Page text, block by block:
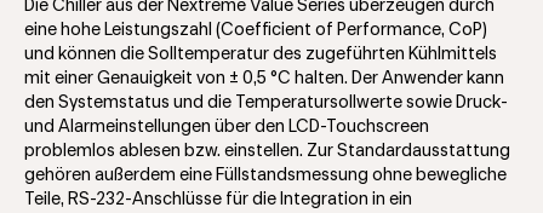
Die Chiller aus der Nextreme Value Series überzeugen durch
eine hohe Leistungszahl (Coefficient of Performance, CoP)
und können die Solltemperatur des zugeführten Kühlmittels
mit einer Genauigkeit von ± 0,5 °C halten. Der Anwender kann
den Systemstatus und die Temperatursollwerte sowie Druck-
und Alarmeinstellungen über den LCD-Touchscreen
problemlos ablesen bzw. einstellen. Zur Standardausstattung
gehören außerdem eine Füllstandsmessung ohne bewegliche
Teile, RS-232-Anschlüsse für die Integration in ein